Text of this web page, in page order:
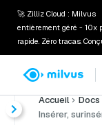
🚀 Zilliz Cloud : Milvus
entièrement géré - 10x
rapide. Zéro tracas.
Accueil Docs
Insérer,